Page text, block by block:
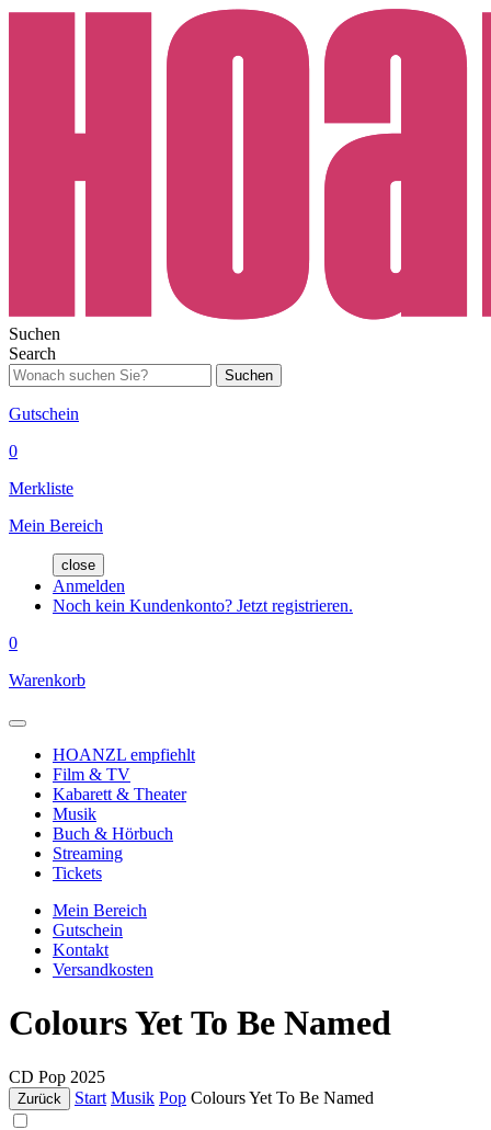
Suchen
Search
Suchen
Gutschein
0
Merkliste
Mein Bereich
close
Anmelden
Noch kein Kundenkonto? Jetzt registrieren.
0
Warenkorb
HOANZL empfiehlt
Film & TV
Kabarett & Theater
Musik
Buch & Hörbuch
Streaming
Tickets
Mein Bereich
Gutschein
Kontakt
Versandkosten
Colours Yet To Be Named
CD Pop 2025
Zurück Start Musik Pop Colours Yet To Be Named